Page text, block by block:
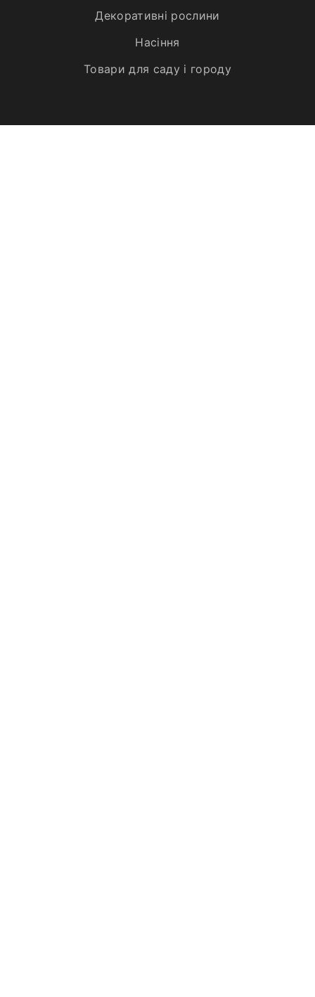
Декоративні рослини
Насіння
Товари для саду і городу